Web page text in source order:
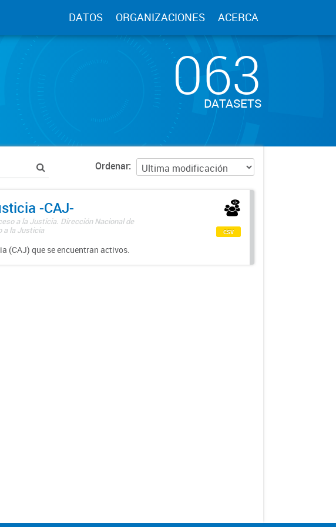
DATOS ORGANIZACIONES ACERCA
063
DATASETS
Ordenar
-CAJ-
a la Justicia. Dirección Nacional de
a la Justicia
(CAJ) que se encuentran activos.
csv